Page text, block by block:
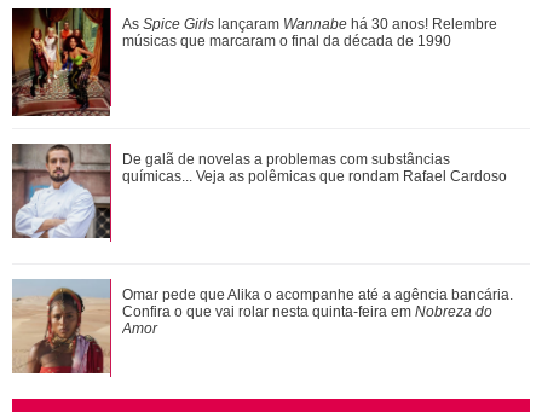
Nicolas Prattes exibe boa forma durante corrida na orla da
Barra da Tijuca
Grávida, Sabrina Sato faz chamada de vídeo com Nicolas
Prattes durante ultrassom
As Spice Girls lançaram Wannabe há 30 anos! Relembre
músicas que marcaram o final da déca...
As Spice Girls lançaram Wannabe há 30 anos! Relembre
músicas que marcaram o final da década de 1990
De galã de novelas a problemas com substâncias
químicas... Veja as polêmicas que rondam Rafael Cardoso
Omar pede que Alika o acompanhe até a agência bancária.
Confira o que vai rolar nesta quinta-feira em Nobreza do
Amor